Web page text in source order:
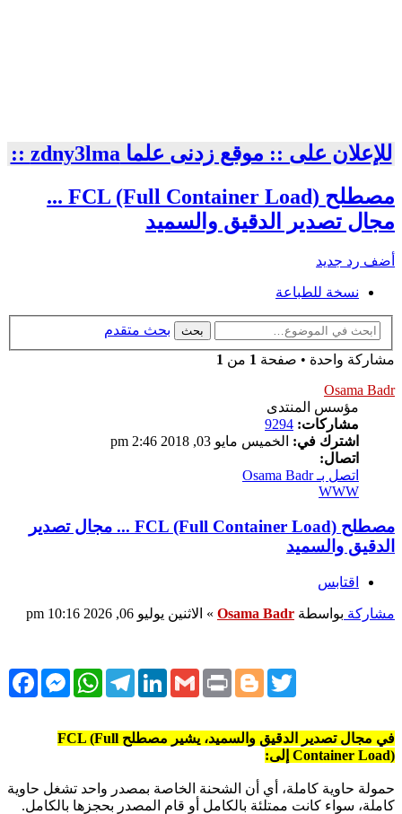
للإعلان على :: موقع زدنى علما zdny3lma ::
مصطلح FCL (Full Container Load) ...
مجال تصدير الدقيق والسميد
أضف رد جديد
نسخة للطباعة
بحث
بحث متقدم
مشاركة واحدة • صفحة 1 من 1
Osama Badr
مؤسس المنتدى
مشاركات: 9294
اشترك في: الخميس مايو 03, 2018 2:46 pm
اتصال:
اتصل بـ Osama Badr
WWW
مصطلح FCL (Full Container Load) ... مجال تصدير
الدقيق والسميد
اقتابس
مشاركة بواسطة Osama Badr
» الاثنين يوليو 06, 2026 10:16 pm
MessengerWhatsAppTelegramLinkedInGmail PrintBloggerTwitter
في مجال تصدير الدقيق والسميد، يشير مصطلح FCL (Full
Container Load) إلى:
حمولة حاوية كاملة، أي أن الشحنة الخاصة بمصدر واحد تشغل حاوية
كاملة، سواء كانت ممتلئة بالكامل أو قام المصدر بحجزها بالكامل.